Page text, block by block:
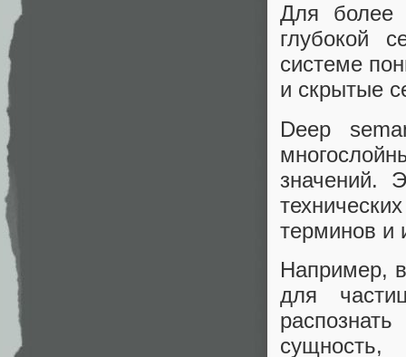
Для более
глубокой
системе
и скрытые
Deep
значений.
терминов и
Например,
для